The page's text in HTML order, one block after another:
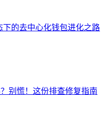
下的去中心化钱包进化之路
别慌！这份排查修复指南